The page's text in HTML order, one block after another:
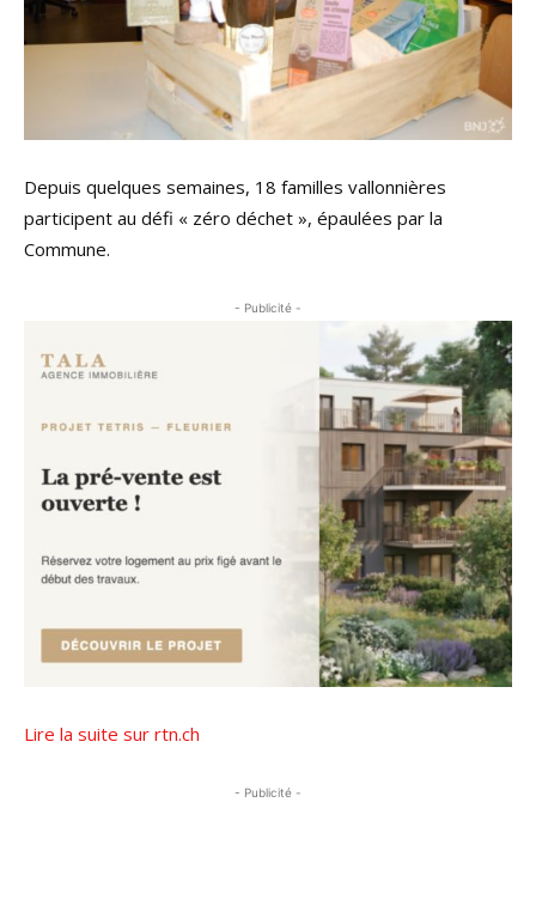
Depuis quelques semaines, 18 familles vallonnières
participent au défi « zéro déchet », épaulées par la
Commune.
- Publicité -
Lire la suite sur rtn.ch
- Publicité -